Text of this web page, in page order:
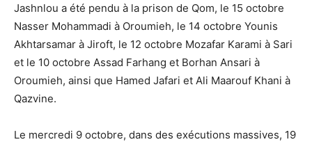
Jashnlou a été pendu à la prison de Qom, le 15 octobre
Nasser Mohammadi à Oroumieh, le 14 octobre Younis
Akhtarsamar à Jiroft, le 12 octobre Mozafar Karami à Sari
et le 10 octobre Assad Farhang et Borhan Ansari à
Oroumieh, ainsi que Hamed Jafari et Ali Maarouf Khani à
Qazvine.
Le mercredi 9 octobre, dans des exécutions massives, 19